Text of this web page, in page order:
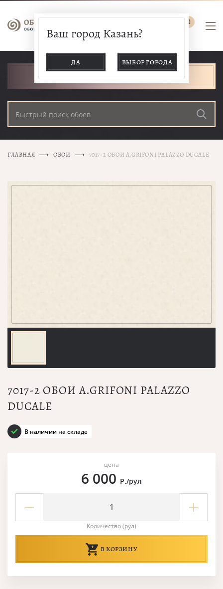
0
Ваш город Казань?
ДА ВЫБОР ГОРОДА
ГЛАВНАЯ ОБОИ 7017-2 ОБОИ A.GRIFONI PALAZZO DUCALE
7017-2 ОБОИ A.GRIFONI PALAZZO
DUCALE
В наличии на складе
цена
6 000 Р./рул
Количество (рул)
В КОРЗИНУ